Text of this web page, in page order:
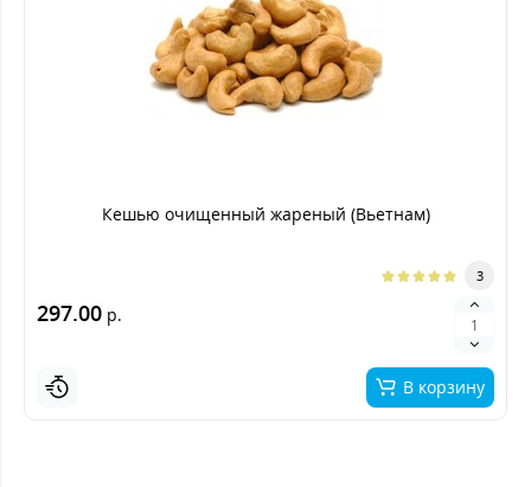
Кешью очищенный жареный (Вьетнам)
3
297.00 р.
В корзину